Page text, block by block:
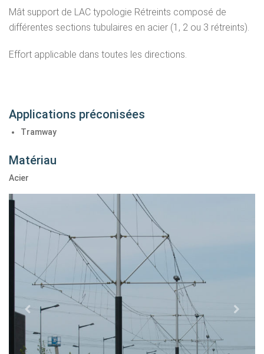
Mât support de LAC typologie Rétreints composé de
différentes sections tubulaires en acier (1, 2 ou 3 rétreints).
Effort applicable dans toutes les directions.
Applications préconisées
Tramway
Matériau
Acier